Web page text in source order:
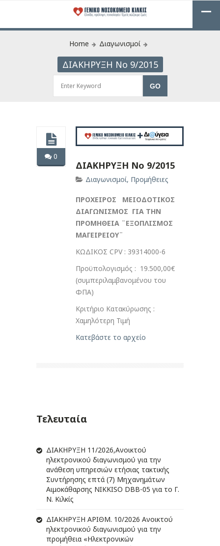
Home Διαγωνισμοί
ΔΙΑΚΗΡΥΞΗ Νο 9/2015
0
ΔΙΑΚΗΡΥΞΗ Νο 9/2015
Διαγωνισμοί, Προμήθειες
ΠΡΟΧΕΙΡΟΣ ΜΕΙΟΔΟΤΙΚΟΣ
ΔΙΑΓΩΝΙΣΜΟΣ ΓΙΑ ΤΗΝ
ΠΡΟΜΗΘΕΙΑ ¨ΕΞΟΠΛΙΣΜΟΣ
ΜΑΓΕΙΡΕΙΟΥ¨
ΚΩΔΙΚΟΣ CPV : 39314000-6
Προϋπολογισμός : 19.500,00€
(συμπεριλαμβανομένου του
ΦΠΑ)
Κριτήριο Κατακύρωσης :
Χαμηλότερη Τιμή
Κατεβάστε το αρχείο
Τελευταία
ΔIΑΚΗΡΥΞΗ 11/2026,Ανοικτού
ηλεκτρονικού διαγωνισμού για την
ανάθεση υπηρεσιών ετήσιας τακτικής
Συντήρησης επτά (7) Μηχανημάτων
Αιμοκάθαρσης NIKKISO DBB-05 για το Γ.
Ν. Κιλκίς
ΔIΑΚΗΡΥΞΗ ΑΡIΘΜ. 10/2026 Ανοικτού
ηλεκτρονικού διαγωνισμού για την
προμήθεια «Ηλεκτρονικών